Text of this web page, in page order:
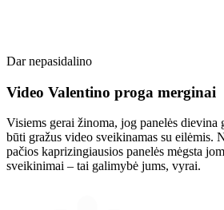
Dar nepasidalino
Video Valentino proga merginai
Visiems gerai žinoma, jog panelės
būti gražus video sveikinamas su eilėmis.
pačios kaprizingiausios panelės mėgsta
sveikinimai – tai galimybė jums, vyrai.